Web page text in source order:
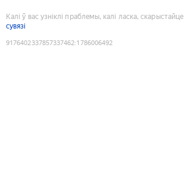
Калі ў вас узніклі праблемы, калі ласка, скарыстайце
сувязі
9176402337857337462:1786006492